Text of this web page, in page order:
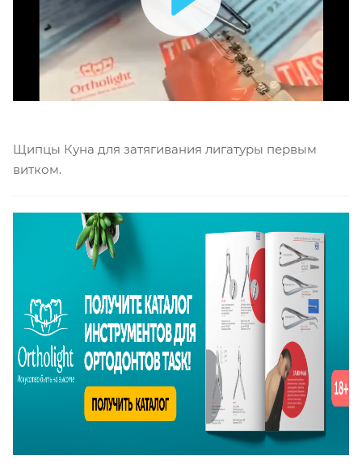
Play
Video
Щипцы Куна для затягивания лигатуры первым
витком.